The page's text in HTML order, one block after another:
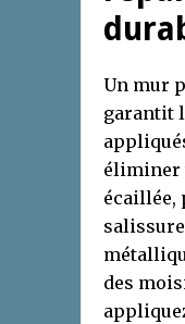
Un mur
garantit
éliminer
écaillée,
des